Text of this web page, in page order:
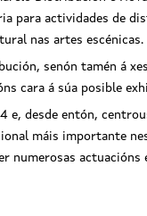
para actividades de
nas artes
senón tamén á
cara á súa posible
e, desde entón,
máis importante
numerosas actuacións